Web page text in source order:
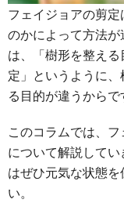
フェイジョアの剪
のかによって方法
は、「樹形を整え
定」というように
る目的が違うからで
このコラムでは、
について解説して
はぜひ元気な状態
い。